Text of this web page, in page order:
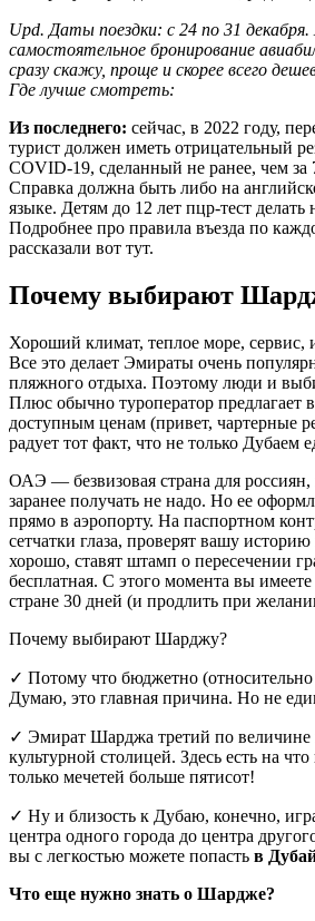
Upd. Даты поездки: с 24 по 31
самостоятельное бронирование
сразу скажу, проще и скорее всего
Где лучше смотреть:
Из последнего: сейчас, в 2022 году,
турист должен иметь отрицательный
COVID-19, сделанный не ранее, чем за
Справка должна быть либо на
языке. Детям до 12 лет пцр-тест делать
Подробнее про правила въезда по
рассказали вот тут.
Почему выбирают
Хороший климат, теплое море, сервис,
Все это делает Эмираты очень
пляжного отдыха. Поэтому люди и
Плюс обычно туроператор предлагает
доступным ценам (привет, чартерные
радует тот факт, что не только Дубаем
ОАЭ — безвизовая страна для
заранее получать не надо. Но ее
прямо в аэропорту. На паспортном
сетчатки глаза, проверят вашу историю
хорошо, ставят штамп о пересечении
бесплатная. С этого момента вы имеете
стране 30 дней (и продлить при
Почему выбирают Шарджу?
✓ Потому что бюджетно
Думаю, это главная причина. Но не
✓ Эмират Шарджа третий по величине
культурной столицей. Здесь есть на
только мечетей больше пятисот!
✓ Ну и близость к Дубаю, конечно,
центра одного города до центра
вы с легкостью можете попасть в
Что еще нужно знать о Шардже?